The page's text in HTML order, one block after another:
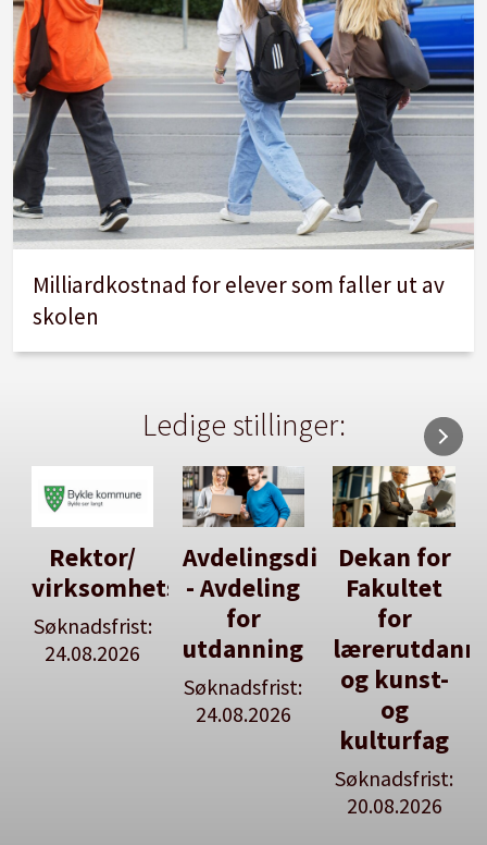
Milliardkostnad for elever som faller ut av
skolen
Ledige stillinger:
Avdelingsdirektør
- Avdeling
for
utdanning
Dekan for
Fakultet
for
lærerutdanning
og kunst-
og
Her kan
du utlyse
en ledig
stilling
Se våre
stillingspakker